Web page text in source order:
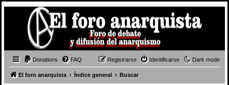
Dark mode
Donations FAQ Identificarse
Registrarse
El foro anarquista Índice general Buscar